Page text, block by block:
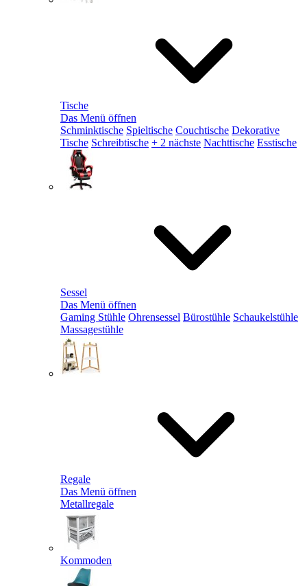
Tische
Das Menü öffnen
Schminktische Spieltische Couchtische Dekorative
Tische Schreibtische + 2 nächste Nachttische Esstische
Sessel
Das Menü öffnen
Gaming Stühle Ohrensessel Bürostühle Schaukelstühle
Massagestühle
Regale
Das Menü öffnen
Metallregale
Kommoden